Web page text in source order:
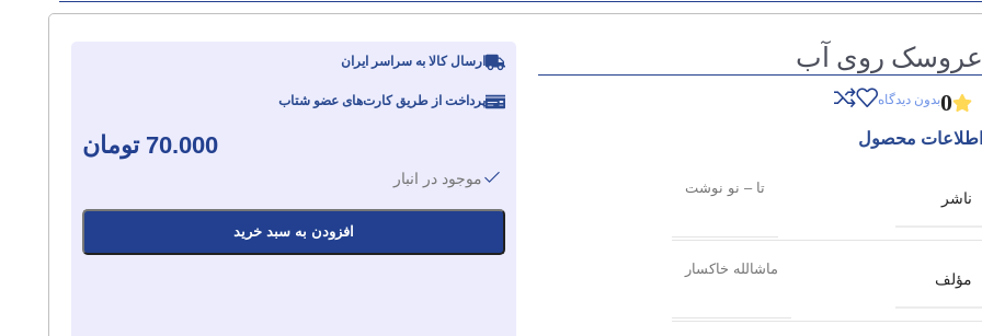
عروسک روی آب
0بدون دیدگاه
اطلاعات محصول
ناشر
تا – نو نوشت
مؤلف
ماشالله خاکسار
ارسال کالا به سراسر ایران
پرداخت از طریق کارت‌های عضو شتاب
70.000 تومان
موجود در انبار
افزودن به سبد خرید